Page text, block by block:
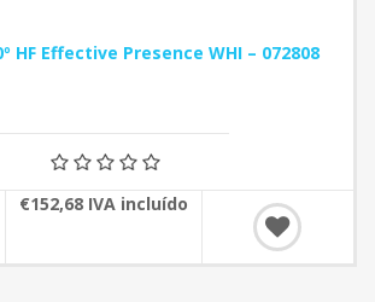
HF Effective Presence WHI – 072808
€152,68 IVA incluído